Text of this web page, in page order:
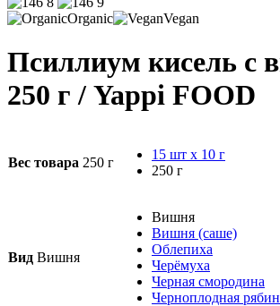
Organic Vegan
Псиллиум кисель с
250 г / Yappi FOOD
Вес товара 250 г
15 шт х 10 г
250 г
Вид Вишня
Вишня
Вишня (саше)
Облепиха
Черёмуха
Черная смородина
Черноплодная